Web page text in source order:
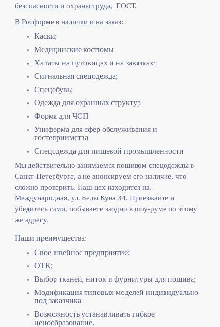
безопасности и охраны труда, ГОСТ.
В Росформе в наличии и на заказ:
Каски;
Медицинские костюмы
Халаты на пуговицах и на завязках;
Сигнальная спецодежда;
Спецобувь;
Одежда для охранных структур
Форма для ЧОП
Униформа для сфер обслуживания и
гостеприимства
Спецодежда для пищевой промышленности
Мы действительно занимаемся пошивом спецодежды в
Санкт-Петербурге, а не анонсируем его наличие, что
сложно проверить. Наш цех находится на.
Международная, ул. Белы Куна 34. Приезжайте и
убедитесь сами, побываете заодно в шоу-руме по этому
же адресу.
Наши преимущества:
Свое швейное предприятие;
ОТК;
Выбор тканей, ниток и фурнитуры для пошива;
Модификация типовых моделей индивидуально
под заказчика;
Возможность устанавливать гибкое
ценообразование.